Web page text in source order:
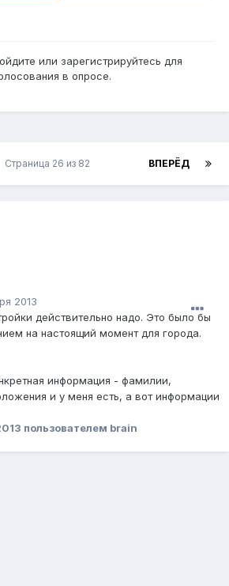
или зарегистрируйтесь для
в опросе.
ВПЕРЁД
Страница 26 из 82
2013
действительно надо. Это было бы
на настоящий момент для города.
информация - фамилии,
и у меня есть, а вот информации
пользователем brain